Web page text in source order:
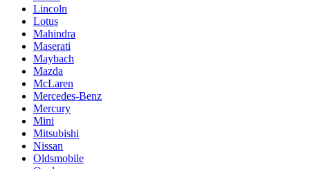
Lincoln
Lotus
Mahindra
Maserati
Maybach
Mazda
McLaren
Mercedes-Benz
Mercury
Mini
Mitsubishi
Nissan
Oldsmobile